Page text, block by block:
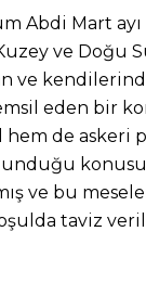
Abdi Mart
ve Doğu
ve
eden bir
de askeri
ve bu
taviz